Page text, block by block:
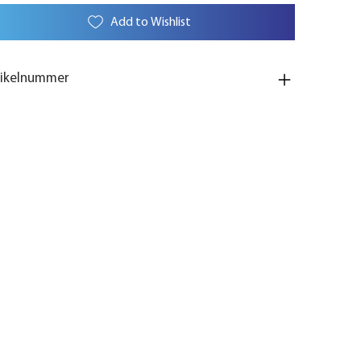
Add to Wishlist